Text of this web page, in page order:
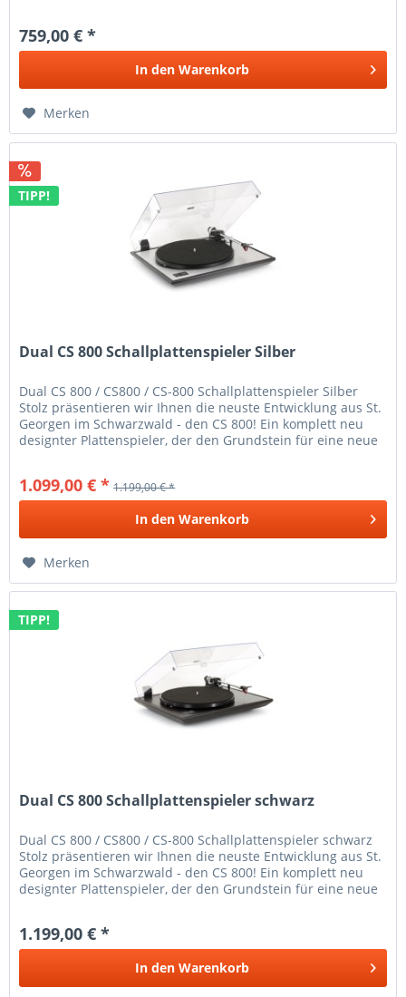
759,00 € *
In den Warenkorb
Merken
TIPP!
Dual CS 800 Schallplattenspieler Silber
Dual CS 800 / CS800 / CS-800 Schallplattenspieler Silber
Stolz präsentieren wir Ihnen die neuste Entwicklung aus St.
Georgen im Schwarzwald - den CS 800! Ein komplett neu
designter Plattenspieler, der den Grundstein für eine neue
1.099,00 € * 1.199,00 € *
In den Warenkorb
Merken
TIPP!
Dual CS 800 Schallplattenspieler schwarz
Dual CS 800 / CS800 / CS-800 Schallplattenspieler schwarz
Stolz präsentieren wir Ihnen die neuste Entwicklung aus St.
Georgen im Schwarzwald - den CS 800! Ein komplett neu
designter Plattenspieler, der den Grundstein für eine neue
1.199,00 € *
In den Warenkorb